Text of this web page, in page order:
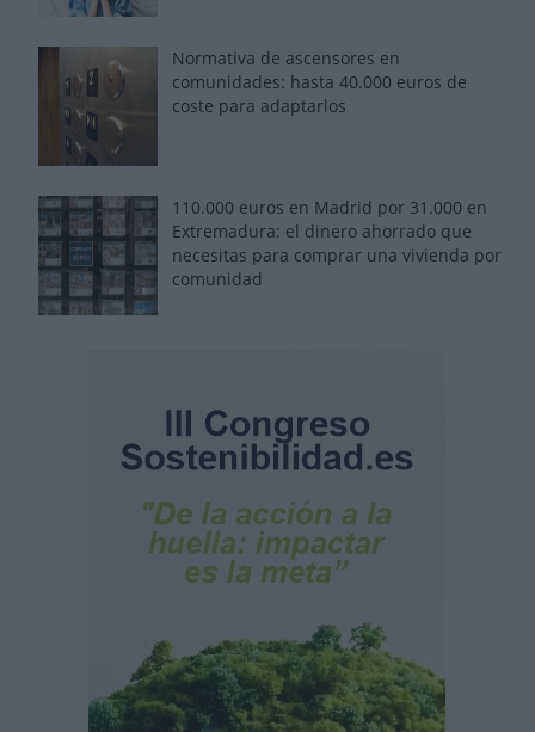
Normativa de ascensores en
comunidades: hasta 40.000 euros de
coste para adaptarlos
110.000 euros en Madrid por 31.000 en
Extremadura: el dinero ahorrado que
necesitas para comprar una vivienda por
comunidad